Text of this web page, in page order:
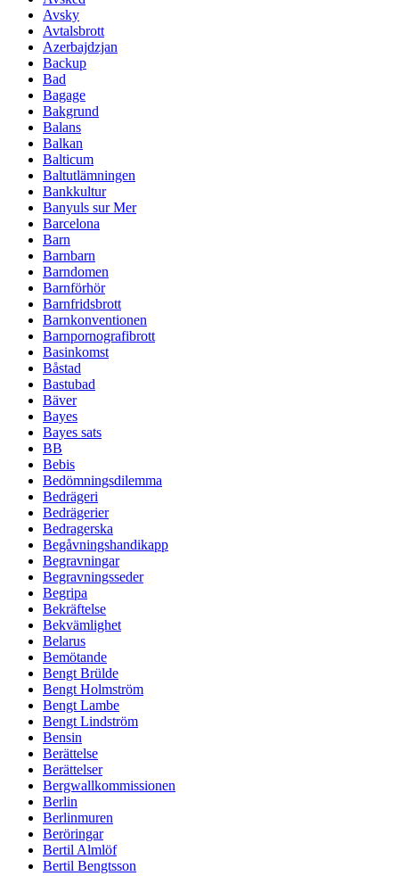
Avsky
Avtalsbrott
Azerbajdzjan
Backup
Bad
Bagage
Bakgrund
Balans
Balkan
Balticum
Baltutlämningen
Bankkultur
Banyuls sur Mer
Barcelona
Barn
Barnbarn
Barndomen
Barnförhör
Barnfridsbrott
Barnkonventionen
Barnpornografibrott
Basinkomst
Båstad
Bastubad
Bäver
Bayes
Bayes sats
BB
Bebis
Bedömningsdilemma
Bedrägeri
Bedrägerier
Bedragerska
Begåvningshandikapp
Begravningar
Begravningsseder
Begripa
Bekräftelse
Bekvämlighet
Belarus
Bemötande
Bengt Brülde
Bengt Holmström
Bengt Lambe
Bengt Lindström
Bensin
Berättelse
Berättelser
Bergwallkommissionen
Berlin
Berlinmuren
Beröringar
Bertil Almlöf
Bertil Bengtsson